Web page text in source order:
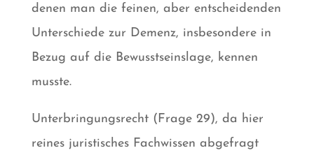
denen man die feinen, aber entscheidenden
Unterschiede zur Demenz, insbesondere in
Bezug auf die Bewusstseinslage, kennen
musste.
Unterbringungsrecht (Frage 29), da hier
reines juristisches Fachwissen abgefragt